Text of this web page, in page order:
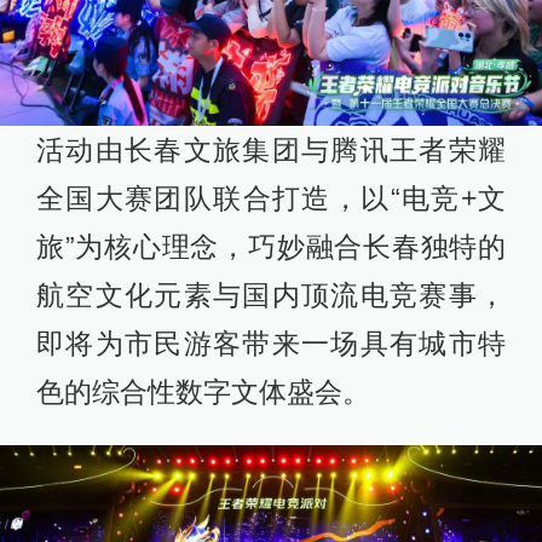
活动由长春文旅集团与腾讯王者荣耀
全国大赛团队联合打造，以“电竞+文
旅”为核心理念，巧妙融合长春独特的
航空文化元素与国内顶流电竞赛事，
即将为市民游客带来一场具有城市特
色的综合性数字文体盛会。